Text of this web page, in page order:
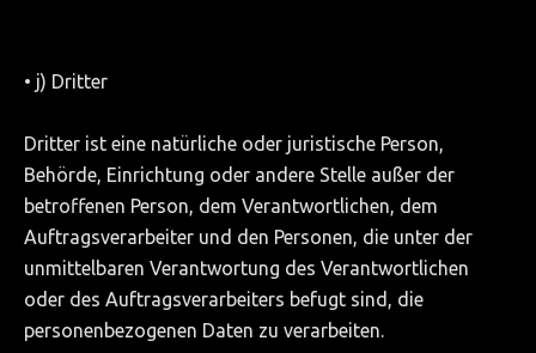
• j) Dritter
Dritter ist eine natürliche oder juristische Person,
Behörde, Einrichtung oder andere Stelle außer der
betroffenen Person, dem Verantwortlichen, dem
Auftragsverarbeiter und den Personen, die unter der
unmittelbaren Verantwortung des Verantwortlichen
oder des Auftragsverarbeiters befugt sind, die
personenbezogenen Daten zu verarbeiten.